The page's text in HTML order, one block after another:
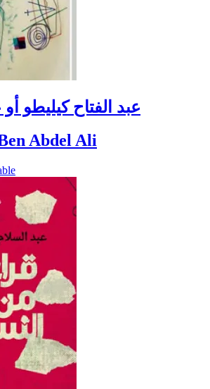
عبد الفتاح كيليطو
Abdel Ali